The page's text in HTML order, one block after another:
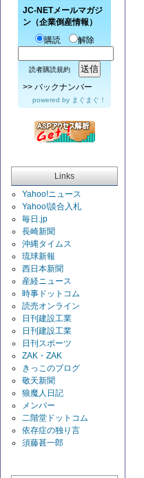
JC-NETメールマガジ
ン（企業倒産情報）
購読
解除
読者購読規約
>> バックナンバー
powered by まぐまぐ！
Links
Yahoo!ニュース
Yahoo!談合入札
毎日.jp
長崎新聞
沖縄タイムス
琉球新報
西日本新聞
産経ニュース
時事ドットコム
読売オンライン
日刊建設工業
日刊建設工業
日刊スポーツ
ZAK・ZAK
きっこのブログ
敬天新聞
狼魔人日記
メンバー
二階堂ドットコム
依存症の独り言
須藤甚一郎